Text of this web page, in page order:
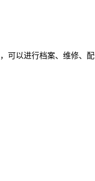
以进行档案、维修、